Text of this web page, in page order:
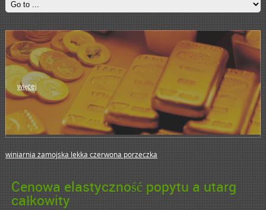
więcej
winiarnia zamojska lekka czerwona porzeczka
Cenowa elastyczność popytu a utarg
całkowity